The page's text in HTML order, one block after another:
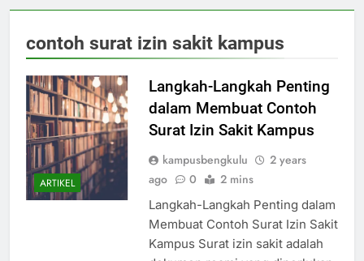
contoh surat izin sakit kampus
ARTIKEL
Langkah-Langkah Penting
dalam Membuat Contoh
Surat Izin Sakit Kampus
kampusbengkulu
2 years
ago
0 2 mins
Langkah-Langkah Penting dalam
Membuat Contoh Surat Izin Sakit
Kampus Surat izin sakit adalah